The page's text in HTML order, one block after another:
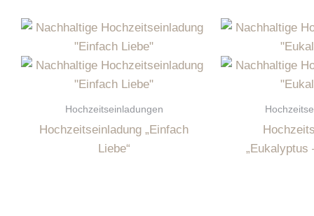
Hochzeitseinladungen
Hochzeitseinladung „Einfach
Liebe“
„Eukalyptus